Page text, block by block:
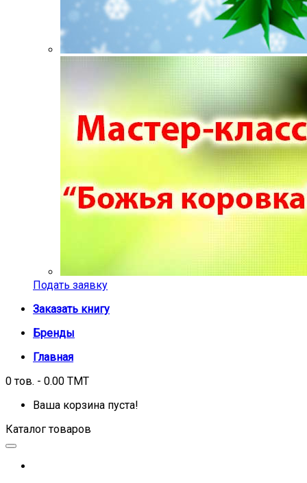
Подать заявку
Заказать книгу
Бренды
Главная
0 тов. - 0.00 TMT
Ваша корзина пуста!
Каталог товаров